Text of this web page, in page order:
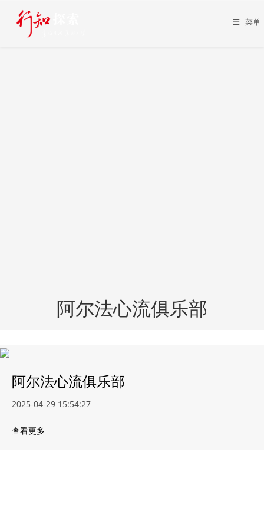
content
菜单
阿尔法心流俱乐部
阿尔法心流俱乐部
2025-04-29 15:54:27
查看更多